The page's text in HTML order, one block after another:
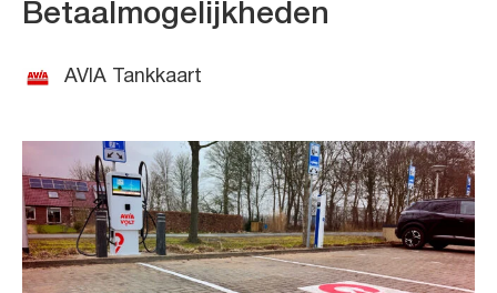
Betaalmogelijkheden
AVIA Tankkaart